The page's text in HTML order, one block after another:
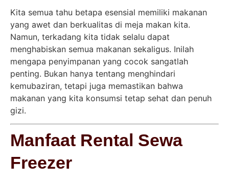
Kita semua tahu betapa esensial memiliki makanan
yang awet dan berkualitas di meja makan kita.
Namun, terkadang kita tidak selalu dapat
menghabiskan semua makanan sekaligus. Inilah
mengapa penyimpanan yang cocok sangatlah
penting. Bukan hanya tentang menghindari
kemubaziran, tetapi juga memastikan bahwa
makanan yang kita konsumsi tetap sehat dan penuh
gizi.
Manfaat Rental Sewa
Freezer